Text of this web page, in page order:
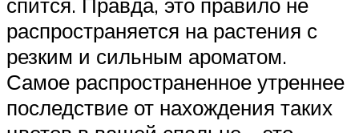
распространяется на растения с
резким и сильным ароматом.
Самое распространенное утреннее
последствие от нахождения таких